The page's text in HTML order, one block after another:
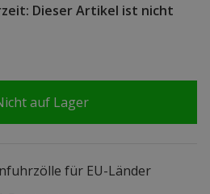
Dieser Artikel ist nicht
auf Lager
für EU-Länder